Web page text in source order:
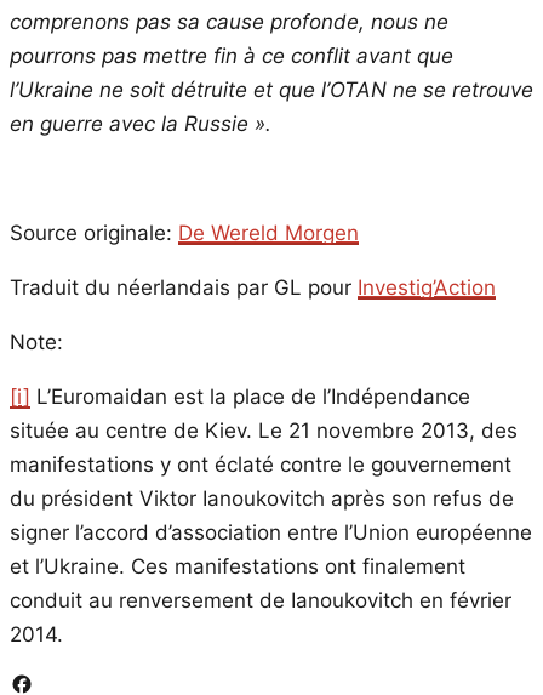
comprenons pas sa cause profonde, nous ne
pourrons pas mettre fin à ce conflit avant que
l’Ukraine ne soit détruite et que l’OTAN ne se retrouve
en guerre avec la Russie ».
Source originale: De Wereld Morgen
Traduit du néerlandais par GL pour Investig’Action
Note:
[i] L’Euromaidan est la place de l’Indépendance
située au centre de Kiev. Le 21 novembre 2013, des
manifestations y ont éclaté contre le gouvernement
du président Viktor Ianoukovitch après son refus de
signer l’accord d’association entre l’Union européenne
et l’Ukraine. Ces manifestations ont finalement
conduit au renversement de Ianoukovitch en février
2014.